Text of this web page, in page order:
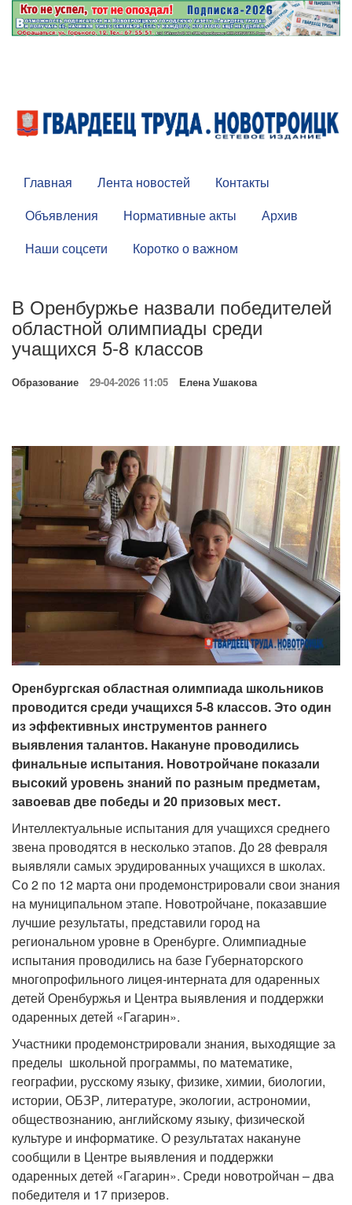
Главная Лента новостей
Контакты
Объявления
Нормативные акты
Архив
Наши соцсети
Коротко о важном
В Оренбуржье назвали победителей
областной олимпиады среди
учащихся 5-8 классов
Образование 29-04-2026 11:05 Елена Ушакова
Оренбургская областная олимпиада школьников
проводится среди учащихся 5-8 классов. Это один
из эффективных инструментов раннего
выявления талантов. Накануне проводились
финальные испытания. Новотройчане показали
высокий уровень знаний по разным предметам,
завоевав две победы и 20 призовых мест.
Интеллектуальные испытания для учащихся среднего
звена проводятся в несколько этапов. До 28 февраля
выявляли самых эрудированных учащихся в школах.
Со 2 по 12 марта они продемонстрировали свои знания
на муниципальном этапе. Новотройчане, показавшие
лучшие результаты, представили город на
региональном уровне в Оренбурге. Олимпиадные
испытания проводились на базе Губернаторского
многопрофильного лицея-интерната для одаренных
детей Оренбуржья и Центра выявления и поддержки
одаренных детей «Гагарин».
Участники продемонстрировали знания, выходящие за
пределы школьной программы, по математике,
географии, русскому языку, физике, химии, биологии,
истории, ОБЗР, литературе, экологии, астрономии,
обществознанию, английскому языку, физической
культуре и информатике. О результатах накануне
сообщили в Центре выявления и поддержки
одаренных детей «Гагарин». Среди новотройчан – два
победителя и 17 призеров.